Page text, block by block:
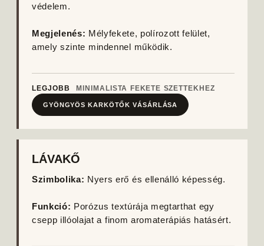
védelem.
Megjelenés: Mélyfekete, polírozott felület,
amely szinte mindennel működik.
LEGJOBB MINIMALISTA FEKETE SZETTEKHEZ
GYÖNGYÖS KARKÖTŐK VÁSÁRLÁSA
LÁVAKŐ
Szimbolika: Nyers erő és ellenálló képesség.
Funkció: Porózus textúrája megtarthat egy
csepp illóolajat a finom aromaterápiás hatásért.